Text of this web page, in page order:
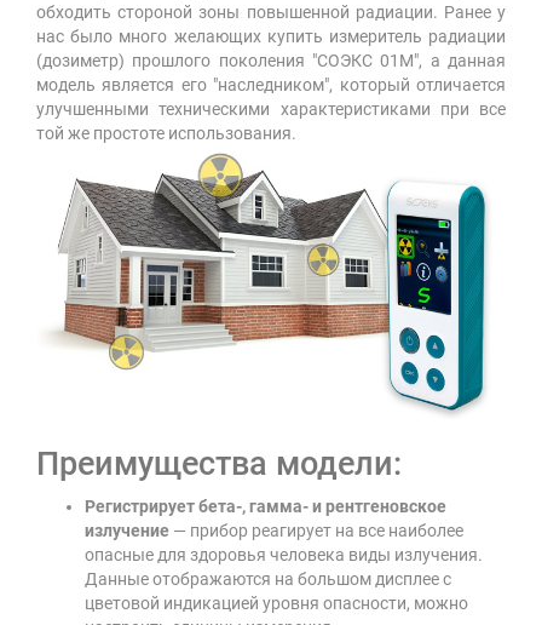
обходить стороной зоны повышенной радиации. Ранее у
нас было много желающих купить измеритель радиации
(дозиметр) прошлого поколения "СОЭКС 01М", а данная
модель является его "наследником", который отличается
улучшенными техническими характеристиками при все
той же простоте использования.
Преимущества модели:
Регистрирует бета-, гамма- и рентгеновское
излучение — прибор реагирует на все наиболее
опасные для здоровья человека виды излучения.
Данные отображаются на большом дисплее с
цветовой индикацией уровня опасности, можно